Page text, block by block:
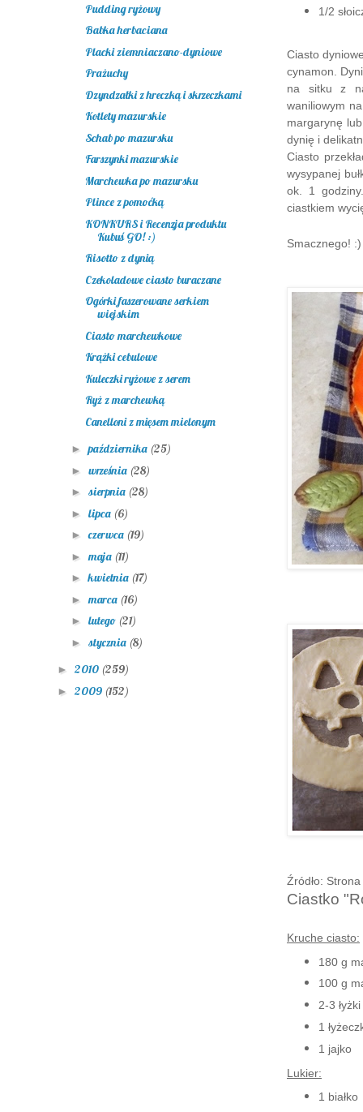
1/2
Ciasto
cynamon.
na sitku z
waniliowym
margarynę
dynię i
Ciasto
wysypanej
ok. 1
ciastkiem
Smacznego! :)
Źródło: Strona
Ciastko
Kruche ciasto:
180 g
100 g
2-3
1
1 jajko
Lukier:
1 białko
Pudding ryżowy
Babka herbaciana
Placki ziemniaczano-dyniowe
Prażuchy
Dzyndzałki z hreczką i skrzeczkami
Kotlety mazurskie
Schab po mazursku
Farszynki mazurskie
Marchewka po mazursku
Plince z pomoćką
KONKURS i Recenzja produktu
Kubuś GO! :)
Risotto z dynią
Czekoladowe ciasto buraczane
Ogórki faszerowane serkiem
wiejskim
Ciasto marchewkowe
Krążki cebulowe
Kuleczki ryżowe z serem
Ryż z marchewką
Canelloni z mięsem mielonym
►października (25)
► września (28)
► sierpnia (28)
► lipca (6)
►czerwca (19)
► maja (11)
►kwietnia (17)
► marca (16)
► lutego (21)
► stycznia (8)
► 2010 (259)
► 2009 (152)